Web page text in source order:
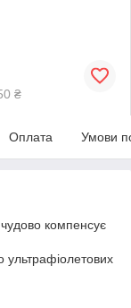
₴
Оплата Умови
компенсує
ультрафіолетових